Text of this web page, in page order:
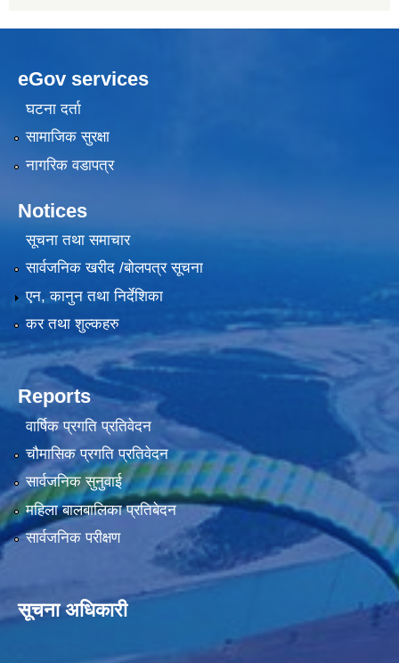
eGov services
घटना दर्ता
सामाजिक सुरक्षा
नागरिक वडापत्र
Notices
सूचना तथा समाचार
सार्वजनिक खरीद /बोलपत्र सूचना
एन, कानुन तथा निर्देशिका
कर तथा शुल्कहरु
Reports
वार्षिक प्रगति प्रतिवेदन
चौमासिक प्रगति प्रतिवेदन
सार्वजनिक सुनुवाई
महिला बालबालिका प्रतिबेदन
सार्वजनिक परीक्षण
सूचना अधिकारी